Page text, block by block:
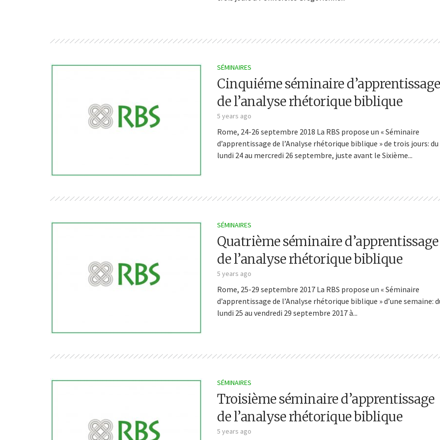
SÉMINAIRES
Cinquiéme séminaire d’apprentissage
de l’analyse rhétorique biblique
5 years ago
Rome, 24-26 septembre 2018 La RBS propose un « Séminaire
d’apprentissage de l’Analyse rhétorique biblique » de trois jours: du
lundi 24 au mercredi 26 septembre, juste avant le Sixième...
SÉMINAIRES
Quatrième séminaire d’apprentissage
de l’analyse rhétorique biblique
5 years ago
Rome, 25-29 septembre 2017 La RBS propose un « Séminaire
d’apprentissage de l’Analyse rhétorique biblique » d’une semaine:
lundi 25 au vendredi 29 septembre 2017 à...
SÉMINAIRES
Troisième séminaire d’apprentissage
de l’analyse rhétorique biblique
5 years ago